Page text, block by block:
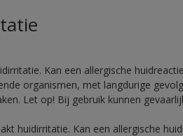
Kan een allergische
organismen, met langdurige
Let op! Bij gebruik kunnen
huidirritatie. Kan een allergische